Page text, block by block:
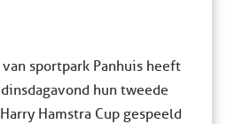
sportpark Panhuis heeft
hun tweede
Hamstra Cup gespeeld